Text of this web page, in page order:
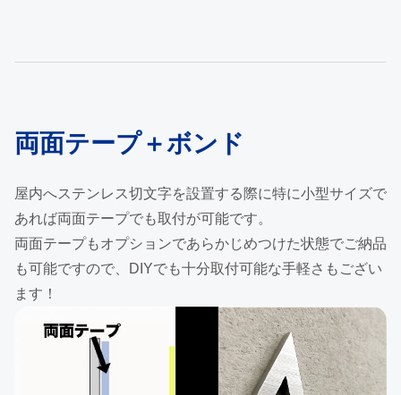
両面テープ＋ボンド
屋内へステンレス切文字を設置する際に特に小型サイズで
あれば両面テープでも取付が可能です。
両面テープもオプションであらかじめつけた状態でご納品
も可能ですので、DIYでも十分取付可能な手軽さもござい
ます！